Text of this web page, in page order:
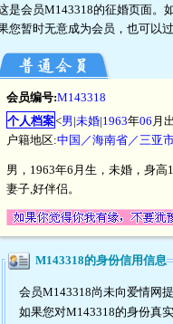
是会员M143318的征婚页面。
您暂时无意成为会员，也可以
会员编号:M143318
个人档案<男|未婚|1963年06 月
户籍地区:中国／海南省／三亚
男，1963年6月生，未婚，身
妻子,好伴侣。
M143318的身份信用信息
会员M143318尚未向爱情网
如果您对M143318的身份真